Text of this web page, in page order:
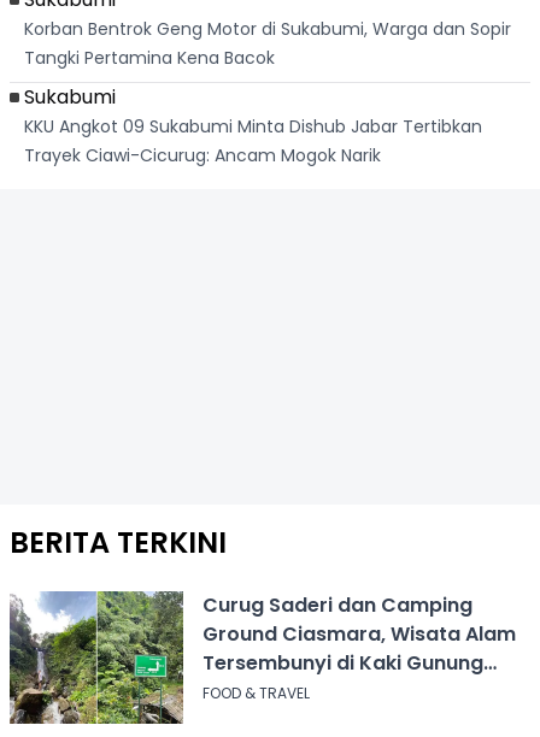
Korban Bentrok Geng Motor di Sukabumi, Warga dan Sopir
Tangki Pertamina Kena Bacok
Sukabumi
KKU Angkot 09 Sukabumi Minta Dishub Jabar Tertibkan
Trayek Ciawi-Cicurug: Ancam Mogok Narik
BERITA TERKINI
Curug Saderi dan Camping
Ground Ciasmara, Wisata Alam
Tersembunyi di Kaki Gunung
Salak
FOOD & TRAVEL